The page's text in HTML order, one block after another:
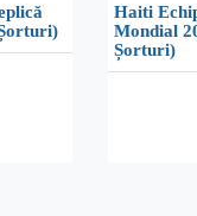
Haiti
Mondial
Șorturi)